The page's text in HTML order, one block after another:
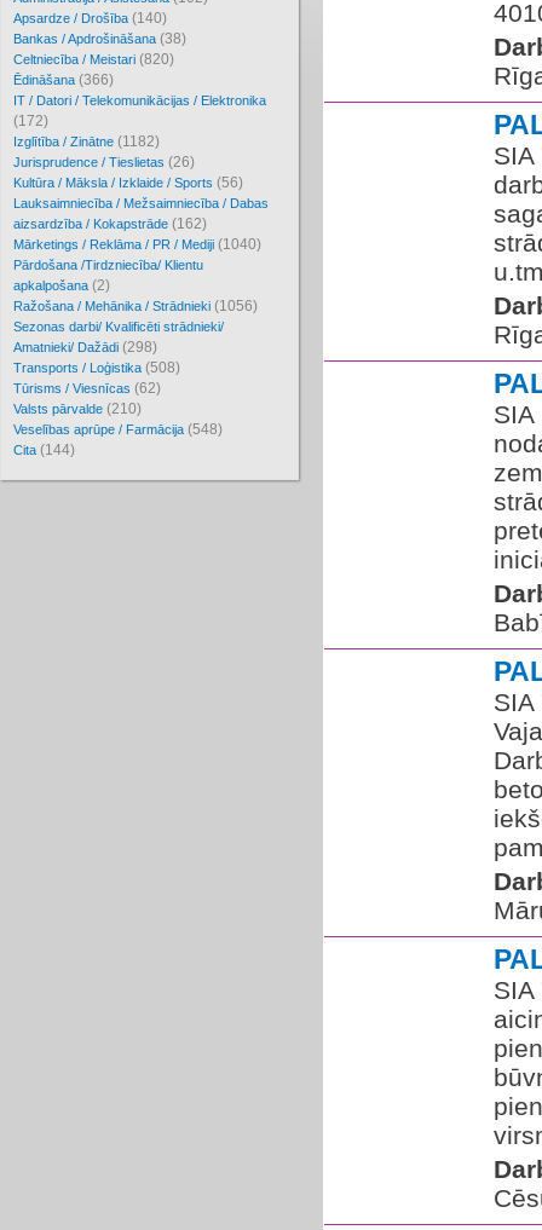
Apsardze / Drošība (140)
Bankas / Apdrošināšana (38)
Celtniecība / Meistari (820)
Ēdināšana (366)
IT / Datori / Telekomunikācijas / Elektronika
(172)
Izglītība / Zinātne (1182)
Jurisprudence / Tieslietas (26)
Kultūra / Māksla / Izklaide / Sports (56)
Lauksaimniecība / Mežsaimniecība / Dabas
aizsardzība / Kokapstrāde (162)
Mārketings / Reklāma / PR / Mediji (1040)
Pārdošana /Tirdzniecība/ Klientu
apkalpošana (2)
Ražošana / Mehānika / Strādnieki (1056)
Sezonas darbi/ Kvalificēti strādnieki/
Amatnieki/ Dažādi (298)
Transports / Loģistika (508)
Tūrisms / Viesnīcas (62)
Valsts pārvalde (210)
Veselības aprūpe / Farmācija (548)
Cita (144)
SIA
SIA
SIA
SIA